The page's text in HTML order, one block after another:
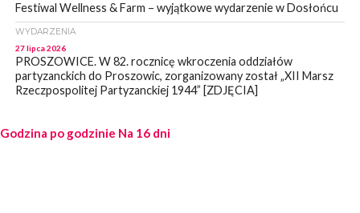
Festiwal Wellness & Farm – wyjątkowe wydarzenie w Dosłońcu
WYDARZENIA
27 lipca 2026
PROSZOWICE. W 82. rocznicę wkroczenia oddziałów
partyzanckich do Proszowic, zorganizowany został „XII Marsz
Rzeczpospolitej Partyzanckiej 1944” [ZDJĘCIA]
27 lipca 2026
PROSZOWICE. Po burzy uszkodzone słupy enegeryczne.
Godzina po godzinie Na 16 dni